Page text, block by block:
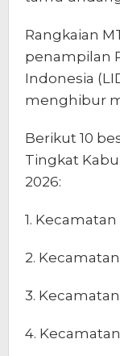
Rangkaian
penampilan
Indonesia
menghibur
Berikut 10
Tingkat
2026:
1.
2.
3.
4.